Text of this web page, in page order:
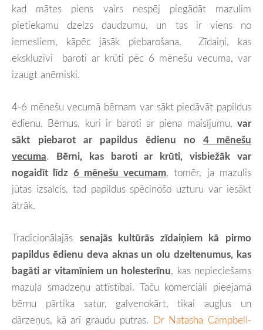
kad mātes piens vairs nespēj piegādāt mazulim
pietiekamu dzelzs daudzumu, un tas ir viens no
iemesliem, kāpēc jāsāk piebarošana.
Zīdaiņi, kas
ekskluzīvi baroti ar krūti pēc 6 mēnešu vecuma, var
izaugt anēmiski.
4-6 mēnešu vecumā bērnam var sākt piedāvāt papildus
ēdienu. Bērnus, kuri ir baroti ar piena maisījumu, var
sākt
piebarot ar papildus ēdienu no 4 mēnešu
vecuma. Bērni, kas baroti ar krūti, visbiežāk var
nogaidīt līdz 6 mēnešu vecumam, tomēr, ja mazulis
jūtas izsalcis, tad papildus spēcinošo uzturu var iesākt
ātrāk.
Tradicionālajās senajās kultūrās zīdaiņiem kā pirmo
papildus ēdienu deva aknas un olu dzeltenumus, kas
bagāti ar vitamīniem un holesterīnu, kas nepieciešams
mazuļa smadzeņu attīstībai. Taču komerciāli pieejamā
bērnu pārtika satur, galvenokārt, tikai augļus un
dārzeņus, kā arī graudu putras. Dr Natasha Campbell-